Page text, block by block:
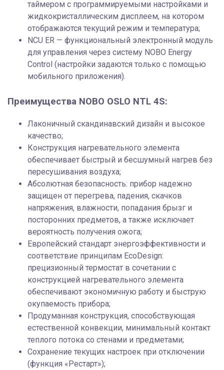
таймером с программируемыми настройками и
жидкокристаллическим дисплеем, на котором
отображаются текущий режим и температура;
NCU ER — функциональный электронный модуль
для управления через систему NOBO Energy
Control (настройки задаются только с помощью
мобильного приложения).
Преимущества NOBO OSLO NTL 4S:
Лаконичный скандинавский дизайн и высокое
качество;
Конструкция нагревательного элемента
обеспечивает быстрый и бесшумный нагрев без
пересушивания воздуха;
Абсолютная безопасность: прибор надежно
защищен от перегрева, падения, скачков
напряжения, влажности, попадания брызг и
посторонних предметов, а также исключает
вероятность получения ожога;
Европейский стандарт энергоэффективности и
соответствие принципам EcoDesign:
прецизионный термостат в сочетании с
конструкцией нагревательного элемента
обеспечивают экономичную работу и быструю
окупаемость прибора;
Продуманная конструкция, способствующая
естественной конвекции, минимальный контакт
теплого потока со стенами и предметами;
Сохранение текущих настроек при отключении
(функция «Рестарт»);